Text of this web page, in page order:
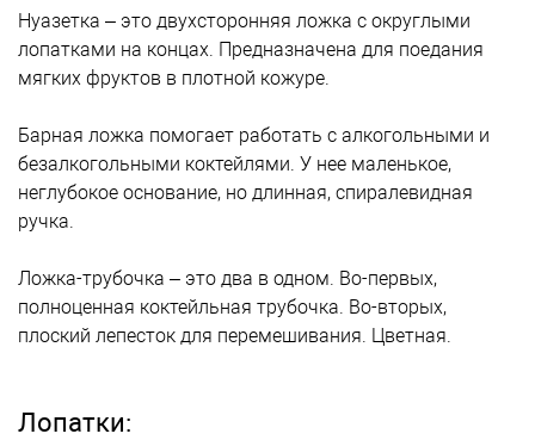
Нуазетка – это двухсторонняя ложка с округлыми
лопатками на концах. Предназначена для поедания
мягких фруктов в плотной кожуре.
Барная ложка помогает работать с алкогольными и
безалкогольными коктейлями. У нее маленькое,
неглубокое основание, но длинная, спиралевидная
ручка.
Ложка-трубочка – это два в одном. Во-первых,
полноценная коктейльная трубочка. Во-вторых,
плоский лепесток для перемешивания. Цветная.
Лопатки: